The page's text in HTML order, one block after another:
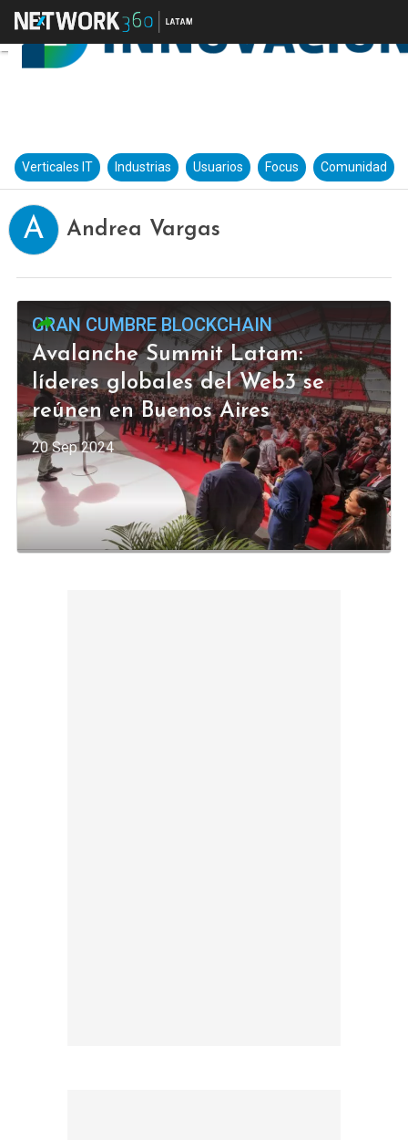
Verticales IT Industrias Usuarios Focus Comunidad
A Andrea Vargas
GRAN CUMBRE BLOCKCHAIN
Avalanche Summit Latam:
líderes globales del Web3 se
reúnen en Buenos Aires
20 Sep 2024